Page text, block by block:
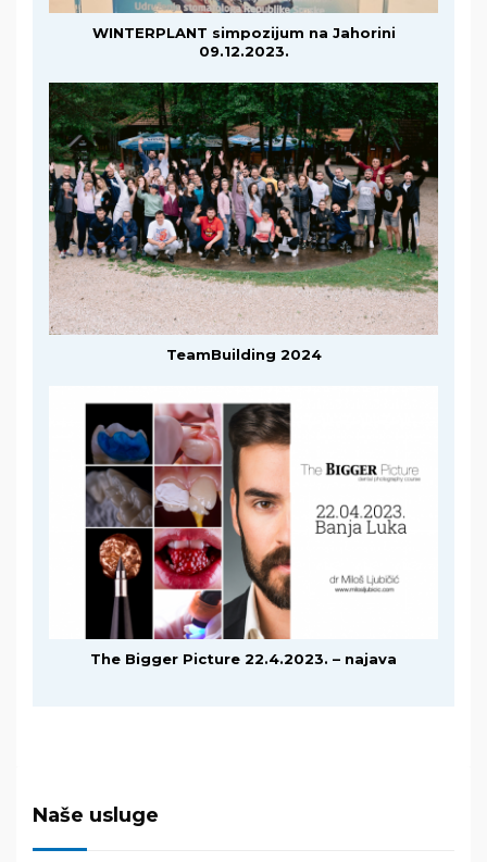
WINTERPLANT simpozijum na Jahorini
09.12.2023.
TeamBuilding 2024
The Bigger Picture 22.4.2023. – najava
Naše usluge